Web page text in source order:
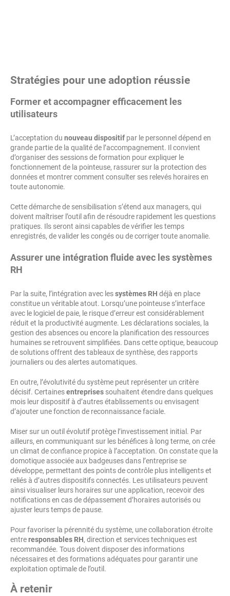
Stratégies pour une adoption réussie
Former et accompagner efficacement les
utilisateurs
L’acceptation du nouveau dispositif par le personnel dépend en
grande partie de la qualité de l’accompagnement. Il convient
d’organiser des sessions de formation pour expliquer le
fonctionnement de la pointeuse, rassurer sur la protection des
données et montrer comment consulter ses relevés horaires en
toute autonomie.
Cette démarche de sensibilisation s’étend aux managers, qui
doivent maîtriser l’outil afin de résoudre rapidement les questions
pratiques. Ils seront ainsi capables de vérifier les temps
enregistrés, de valider les congés ou de corriger toute anomalie.
Assurer une intégration fluide avec les systèmes
RH
Par la suite, l’intégration avec lessystèmes RH déjà en place
constitue un véritable atout. Lorsqu’une pointeuse s’interface
avec le logiciel de paie, le risque d’erreur est considérablement
réduit et la productivité augmente. Les déclarations sociales, la
gestion des absences ou encore la planification des ressources
humaines se retrouvent simplifiées. Dans cette optique, beaucoup
de solutions offrent des tableaux de synthèse, des rapports
journaliers ou des alertes automatiques.
En outre, l’évolutivité du système peut représenter un critère
décisif. Certainesentreprises souhaitent étendre dans quelques
mois leur dispositif à d’autres établissements ou envisagent
d’ajouter une fonction de reconnaissance faciale.
Miser sur un outil évolutif protège l’investissement initial. Par
ailleurs, en communiquant sur les bénéfices à long terme, on crée
un climat de confiance propice à l’acceptation. On constate que la
domotique associée aux badgeuses dans l’entreprise se
développe, permettant des points de contrôle plus intelligents et
reliés à d’autres dispositifs connectés. Les utilisateurs peuvent
ainsi visualiser leurs horaires sur une application, recevoir des
notifications en cas de dépassement d’horaires autorisés ou
ajuster leurs temps de pause.
Pour favoriser la pérennité du système, une collaboration étroite
entreresponsables RH, direction et services techniques est
recommandée. Tous doivent disposer des informations
nécessaires et des formations adéquates pour garantir une
exploitation optimale de l’outil.
À retenir